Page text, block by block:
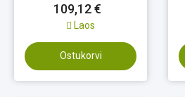
109,12 €
Laos
Ostukorvi